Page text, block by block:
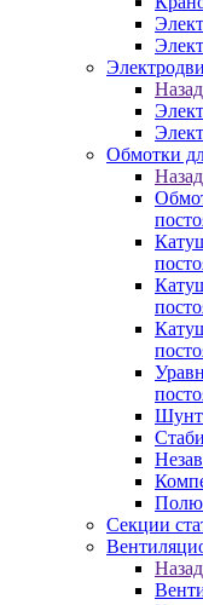
Назад
Обмотки
Назад
Секции
Назад